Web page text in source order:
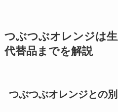
つぶつぶオレンジは
代替品までを解説
つぶつぶオレンジとの